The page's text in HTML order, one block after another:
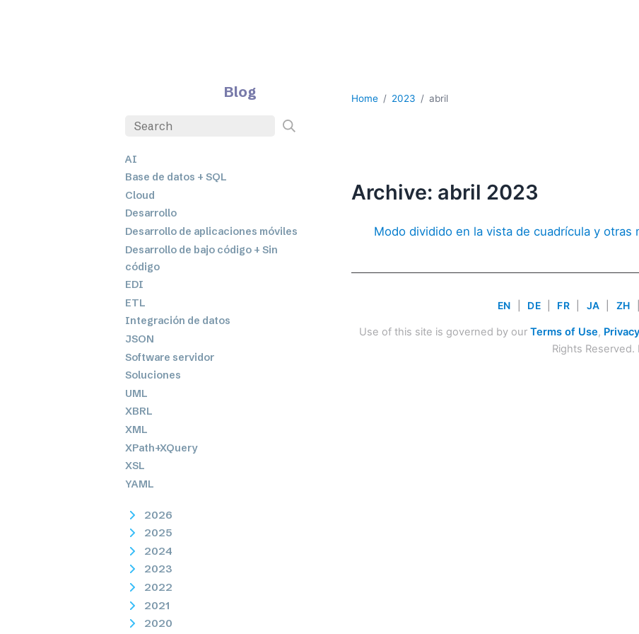
Blog
AI
Base de datos + SQL
Cloud
Desarrollo
Desarrollo de aplicaciones móviles
Desarrollo de bajo código + Sin
código
EDI
ETL
Integración de datos
JSON
Software servidor
Soluciones
UML
XBRL
XML
XPath+XQuery
XSL
YAML
2026
2025
2024
2023
2022
2021
2020
Home 2023 abril
Archive: abril 2023
Modo dividido en la vista de cuadrícula y otras
EN DE FR JA ZH
Use of this site is governed by our Terms of Use,
Rights